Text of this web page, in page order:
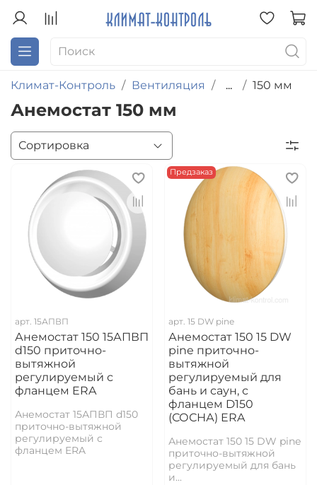
Климат-Контроль Вентиляция ... 150 мм
Анемостат 150 мм
арт. 15АПВП
Анемостат 150 15АПВП
d150 приточно-
вытяжной
регулируемый с
фланцем ERA
Анемостат 15АПВП d150
приточно-вытяжной
регулируемый с
фланцем ERA
Предзаказ
арт. 15 DW pine
Анемостат 150 15 DW
pine приточно-
вытяжной
регулируемый для
бань и саун, с
фланцем D150
(СОСНА) ERA
Анемостат 150 15 DW pine
приточно-вытяжной
регулируемый для бань
и...